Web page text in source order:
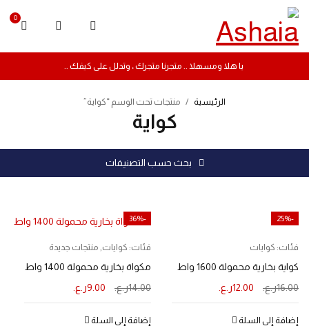
0
يا هلا ومسهلا .. متجرنا متجرك ، وتدلل على كيفك ..
الرئيسية / منتجات تحت الوسم “كواية”
كواية
بحث حسب التصنيفات
-25%
فئات: كوايات
كواية بخارية محمولة 1600 واط
16.00ر.ع. 12.00ر.ع.
إضافة إلى السلة
-36%
فئات: كوايات, منتجات جديدة
مكواة بخارية محمولة 1400 واط
14.00ر.ع. 9.00ر.ع.
إضافة إلى السلة